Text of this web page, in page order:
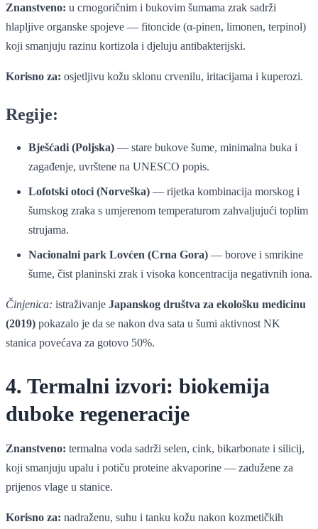
Znanstveno: u crnogoričnim i bukovim šumama zrak sadrži
hlapljive organske spojeve — fitoncide (α-pinen, limonen, terpinol)
koji smanjuju razinu kortizola i djeluju antibakterijski.
Korisno za: osjetljivu kožu sklonu crvenilu, iritacijama i kuperozi.
Regije:
Bješćadi (Poljska) — stare bukove šume, minimalna buka i
zagađenje, uvrštene na UNESCO popis.
Lofotski otoci (Norveška) — rijetka kombinacija morskog i
šumskog zraka s umjerenom temperaturom zahvaljujući toplim
strujama.
Nacionalni park Lovćen (Crna Gora) — borove i smrikine
šume, čist planinski zrak i visoka koncentracija negativnih iona.
Činjenica: istraživanje Japanskog društva za ekološku medicinu
(2019) pokazalo je da se nakon dva sata u šumi aktivnost NK
stanica povećava za gotovo 50%.
4. Termalni izvori: biokemija
duboke regeneracije
Znanstveno: termalna voda sadrži selen, cink, bikarbonate i silicij,
koji smanjuju upalu i potiču proteine akvaporine — zadužene za
prijenos vlage u stanice.
Korisno za: nadraženu, suhu i tanku kožu nakon kozmetičkih